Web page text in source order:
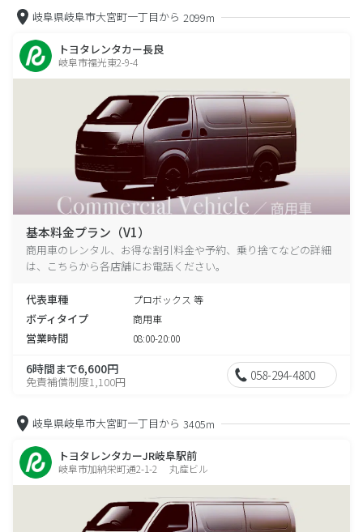
岐阜県岐阜市大宮町一丁目から 2099m
トヨタレンタカー長良
岐阜市福光東2-9-4
基本料金プラン（V1）
商用車のレンタル、お得な割引料金や予約、乗り捨てなどの詳細
は、こちらから各店舗にお電話ください。
代表車種 プロボックス 等
ボディタイプ 商用車
営業時間 08:00-20:00
6時間まで6,600円
免責補償制度1,100円 058-294-4800
岐阜県岐阜市大宮町一丁目から 3405m
トヨタレンタカーJR岐阜駅前
岐阜市加納栄町通2-1-2 丸産ビル